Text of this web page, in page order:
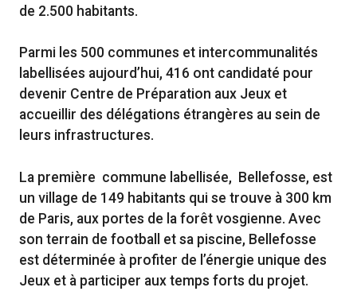
de 2.500 habitants.
Parmi les 500 communes et intercommunalités
labellisées aujourd’hui, 416 ont candidaté pour
devenir Centre de Préparation aux Jeux et
accueillir des délégations étrangères au sein de
leurs infrastructures.
La première commune labellisée, Bellefosse, est
un village de 149 habitants qui se trouve à 300 km
de Paris, aux portes de la forêt vosgienne. Avec
son terrain de football et sa piscine, Bellefosse
est déterminée à profiter de l’énergie unique des
Jeux et à participer aux temps forts du projet.